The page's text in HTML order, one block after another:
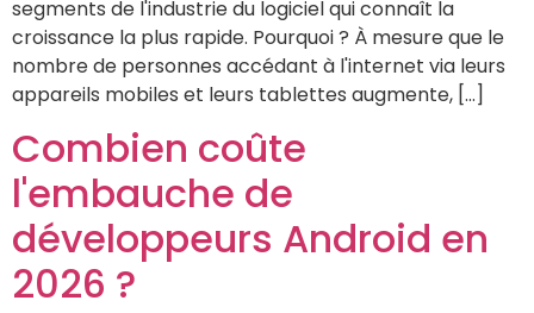
segments de l'industrie du logiciel qui connaît la
croissance la plus rapide. Pourquoi ? À mesure que le
nombre de personnes accédant à l'internet via leurs
appareils mobiles et leurs tablettes augmente, [...]
Combien coûte
l'embauche de
développeurs Android en
2026 ?